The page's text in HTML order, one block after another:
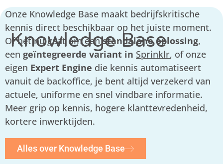
Knowledge Base
Onze Knowledge Base maakt bedrijfskritische
kennis direct beschikbaar op het juiste moment.
Of het nu gaat om eenstandalone oplossing,
een geïntegreerde variant in Sprinklr, of onze
eigen Expert Engine die kennis automatiseert
vanuit de backoffice, je bent altijd verzekerd van
actuele, uniforme en snel vindbare informatie.
Meer grip op kennis, hogere klanttevredenheid,
kortere inwerktijden.
Alles over Knowledge Base